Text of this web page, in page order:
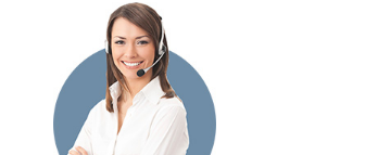
св-ва о